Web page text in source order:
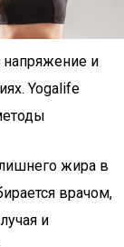
напряжение и
Yogalife
жира в
врачом,
и